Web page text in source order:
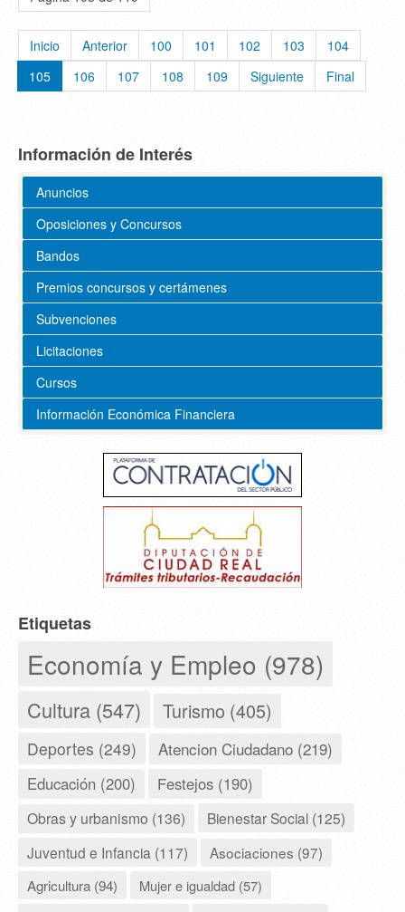
Inicio Anterior 100 101 102 103
104
105
106 107 108 109 Siguiente Final
Información de Interés
Anuncios
Oposiciones y Concursos
Bandos
Premios concursos y certámenes
Subvenciones
Licitaciones
Cursos
Información Económica Financiera
Etiquetas
Economía y Empleo (978)
Cultura (547) Turismo (405)
Deportes (249) Atencion Ciudadano (219)
Educación (200) Festejos (190)
Obras y urbanismo (136)
Bienestar Social (125)
Juventud e Infancia (117)
Asociaciones (97)
Agricultura (94)
Mujer e igualdad (57)